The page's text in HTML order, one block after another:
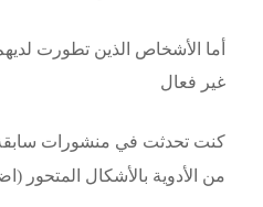
أما الأشخاص الذين تطورت
غير فعال
كنت تحدثت في منشورات سابقة
من الأدوية بالأشكال المتحور